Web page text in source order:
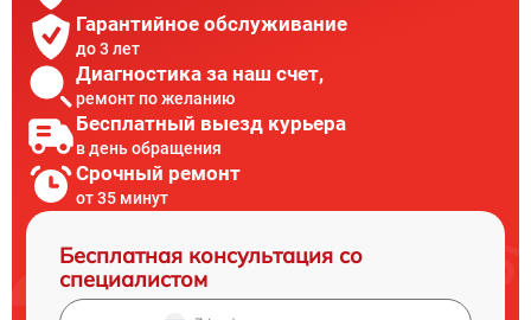
Гарантийное обслуживание
до 3 лет
Диагностика за наш счет,
ремонт по желанию
Бесплатный выезд курьера
в день обращения
Срочный ремонт
от 35 минут
Бесплатная консультация со
специалистом